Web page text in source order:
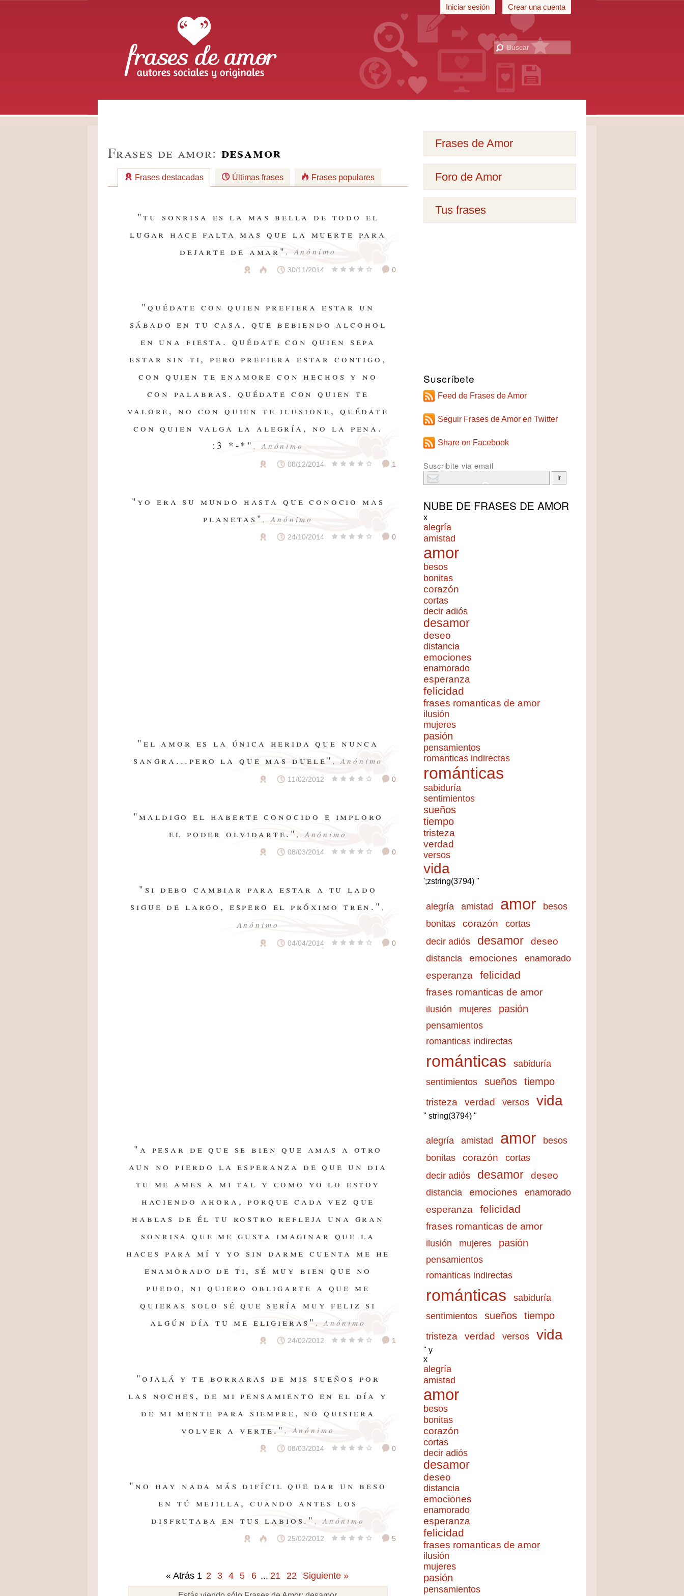
Autores sociales y originales
Iniciar sesión Crear una cuenta
Frases de Amor
Foro de Amor
Tus frases
Frases de amor: desamor
Frases destacadas Últimas frases Frases populares
"tu sonrisa es la mas bella de todo el
lugar hace falta mas que la muerte para
dejarte de amar" , Anónimo
30/11/2014 0
"quédate con quien prefiera estar un
sábado en tu casa, que bebiendo alcohol
en una fiesta. quédate con quien sepa
estar sin ti, pero prefiera estar contigo,
con quien te enamore con hechos y no
con palabras. quédate con quien te
valore, no con quien te ilusione, quédate
con quien valga la alegría, no la pena.
:3 *-*", Anónimo
08/12/2014 1
"yo era su mundo hasta que conocio mas
planetas" , Anónimo
24/10/2014 0
"el amor es la única herida que nunca
sangra...pero la que mas duele" , Anónimo
11/02/2012 0
"maldigo el haberte conocido e imploro
el poder olvidarte.", Anónimo
08/03/2014 0
"si debo cambiar para estar a tu lado
sigue de largo, espero el próximo tren." ,
Anónimo
04/04/2014 0
"a pesar de que se bien que amas a otro
aun no pierdo la esperanza de que un dia
tu me ames a mi tal y como yo lo estoy
haciendo ahora, porque cada vez que
hablas de él tu rostro refleja una gran
sonrisa que me gusta imaginar que la
haces para mí y yo sin darme cuenta me he
enamorado de ti, sé muy bien que no
puedo, ni quiero obligarte a que me
quieras solo sé que sería muy feliz si
algún día tu me eligieras", Anónimo
24/02/2012 1
"ojalá y te borraras de mis sueños por
las noches, de mi pensamiento en el día y
de mi mente para siempre, no quisiera
volver a verte." , Anónimo
08/03/2014 0
"no hay nada más difícil que dar un beso
en tú mejilla, cuando antes los
disfrutaba en tus labios.", Anónimo
25/02/2012 5
« Atrás 1 2 3 4 5 6 ... 21 22 Siguiente »
Suscríbete
Feed de Frases de Amor
Seguir Frases de Amor en Twitter
Share on Facebook
Suscribite via email
NUBE DE FRASES DE AMOR
x
alegría
amistad
amor
besos
bonitas
corazón
cortas
decir adiós
desamor
deseo
distancia
emociones
enamorado
esperanza
felicidad
frases romanticas de amor
ilusión
mujeres
pasión
pensamientos
romanticas indirectas
románticas
sabiduría
sentimientos
sueños
tiempo
tristeza
verdad
versos
vida
';zstring(3794) "
alegría amistad amor besos
bonitas corazón cortas
decir adiós desamor deseo
distancia emociones enamorado
esperanza felicidad
frases romanticas de amor
ilusión mujeres pasión
pensamientos
romanticas indirectas
románticas
sabiduría
sentimientos
sueños tiempo
tristeza verdad versos vida
" string(3794) "
alegría amistad amor besos
bonitas corazón cortas
decir adiós desamor deseo
distancia emociones enamorado
esperanza felicidad
frases romanticas de amor
ilusión mujeres pasión
pensamientos
romanticas indirectas
románticas
sabiduría
sentimientos
sueños tiempo
tristeza verdad versos vida
" y
x
alegría
amistad
amor
besos
bonitas
corazón
cortas
decir adiós
desamor
deseo
distancia
emociones
enamorado
esperanza
felicidad
frases romanticas de amor
ilusión
mujeres
pasión
pensamientos